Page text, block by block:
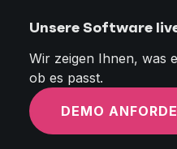
Unsere Software
Wir zeigen Ihnen, was
ob es passt.
DEMO